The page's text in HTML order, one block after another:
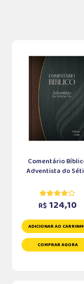
Comentário
Adventista do
R$ 124,10
ADICIONAR AO
COMPRAR AGORA